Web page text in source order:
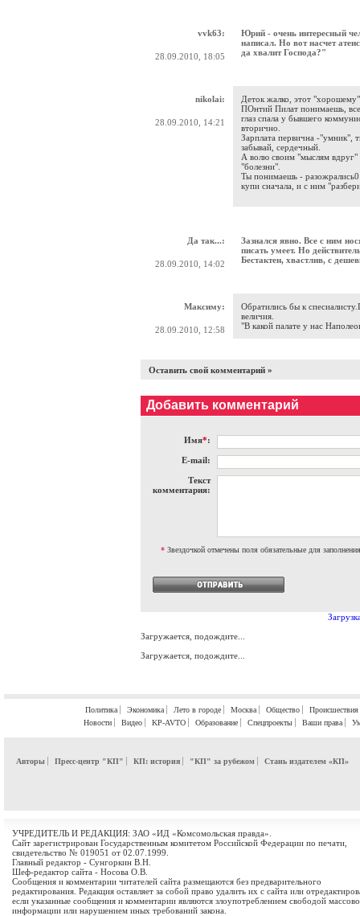
vvk63:
28.09.2010, 18:05
Юрий - очень интересный
написал. Но вот насчет
да хвалит Господа?"
nikolai:
28.09.2010, 14:21
Деток жалко, этот
ПОнтий Пилат понимаешь, все
глаз спала у бывшего
вторично.
Зарплата первична -"умник",
забывай, сердечный.
А волю своим "мыслям вдруг"
"болезни".
Ты понимаешь -
купи сначала, и с ним
Да так...:
28.09.2010, 14:02
Зазнался явно. Все с ним
писать умеет. Но
Бестактен, хвастлив, с
Максиму:
28.09.2010, 12:58
Обратились бы к
величия.
"В какой палате у нас
Оставить свой комментарий »
Добавить комментарий
Имя*:
E-mail:
Текст
комментария:
* Звездочкой отмечены поля обязательные для заполнения
Загружается, подождите...
Загружается, подождите...
Политика Экономика Лето в городе Москва Общество
Происшествия
Новости
Видео KP-AVTO Образование Спецпроекты Ваши права
Авторы Пресс-центр "КП" КП: история "КП" за рубежом Стань издателем «КП»
УЧРЕДИТЕЛЬ И РЕДАКЦИЯ: ЗАО «ИД «Комсомольская правда».
Сайт зарегистрирован Государственным комитетом Российской Федерации по печати,
свидетельство № 019051 от 02.07.1999.
Главный редактор - Сунгоркин В.Н.
Шеф-редактор сайта - Носова О.В.
Сообщения и комментарии читателей сайта размещаются без предварительного
редактирования. Редакция оставляет за собой право удалить их с сайта или
если указанные сообщения и комментарии являются злоупотреблением свободой
информации или нарушением иных требований закона.